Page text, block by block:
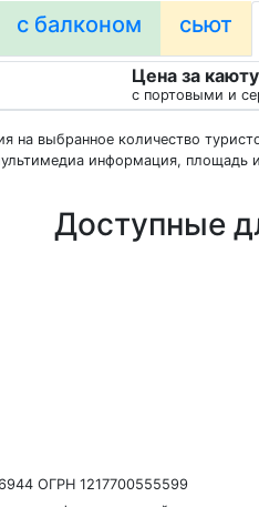
с балконом сьют
Цена за
с портовыми и
на выбранное количество
информация, площадь
Доступные
ОГРН 1217700555599